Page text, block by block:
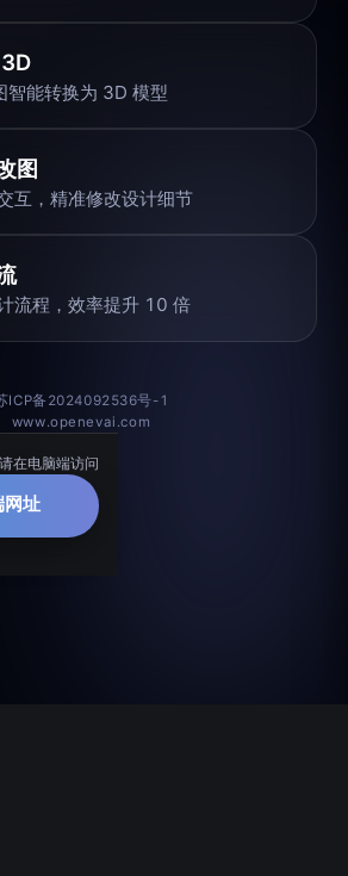
智能转换为 3D 模型
图
互，精准修改设计细节
流程，效率提升 10 倍
ICP备2024092536号-1
www.openevai.com
在电脑端访问
网址